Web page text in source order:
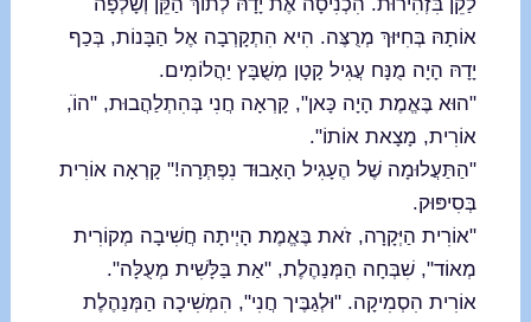
אוֹתָהּ בְּחִיּוּךְ מְרֻצֶּה. הִיא הִתְקָרְבָה אֶל הַבָּנוֹת, בְּכַף
יָדָהּ הָיָה מֻנָּח עֲגִיל קָטָן מְשֻׁבָּץ יַהֲלוֹמִים.
"הוּא בֶּאֱמֶת הָיָה כָּאן", קָרְאָה חֲנִי בְּהִתְלַהֲבוּת, "הוֹֹ,
אוֹרִית, מָצָאת אוֹתוֹ".
"הַתַּעֲלוּמָה שֶׁל הֶעָגִיל הָאָבוּד נִפְתְּרָה!" קָרְאָה אוֹרִית
בְּסִיפּוּק.
"אוֹרִית הַיְּקָרָה, זֹאת בֶּאֱמֶת הָיְיתָה חֲשִׁיבָה מְקוֹרִית
מְאוֹד", שִׁבְּחָה הַמְּנַהֶלֶת, "אַת בַּלָּשִׁית מְעֻלָּה".
אוֹרִית הִסְמִיקָה. "וּלְגַבֶּיך חֲנִי", הִמְשִׁיכָה הַמְּנַהֶלֶת